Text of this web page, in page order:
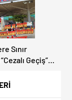
Sınır
Geçiş”